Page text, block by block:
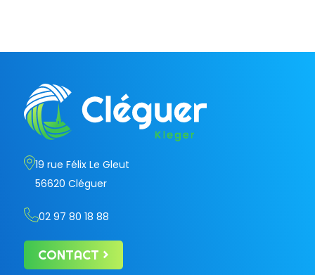
19 rue Félix Le Gleut
56620 Cléguer
02 97 80 18 88
CONTACT